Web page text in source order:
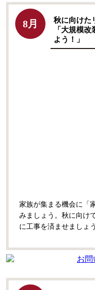
8月
秋に向けた
「大規模
よう！」
家族が集まる機会に「
みましょう。秋に向け
に工事を済ませましょう